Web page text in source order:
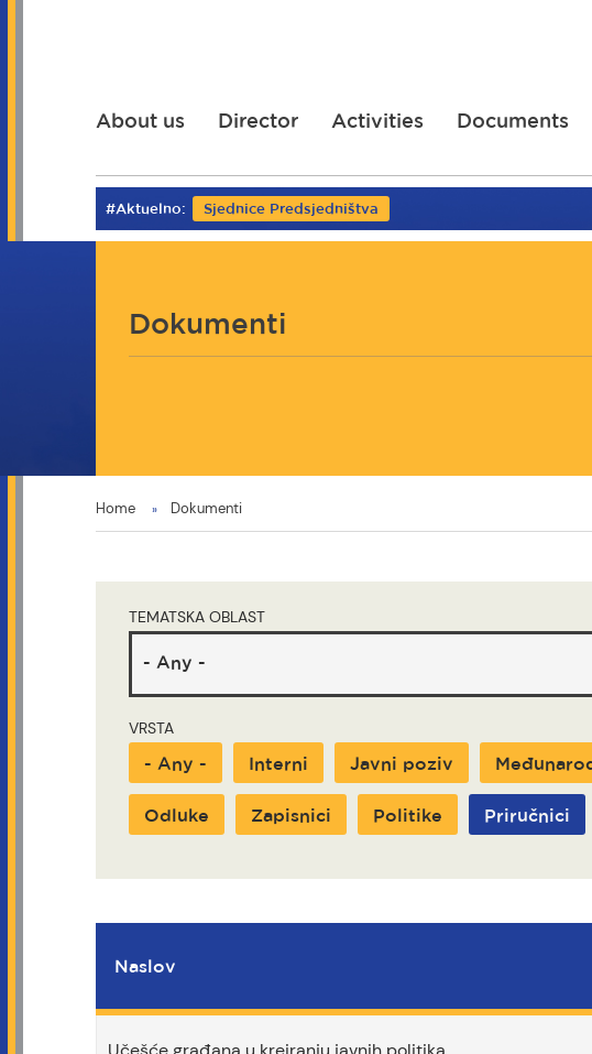
About us Director Activities Documents
#Aktuelno: Sjednice Predsjedništva
Dokumenti
You
here
Home Dokumenti
TEMATSKA OBLAST
VRSTA
- Any - Interni Javni poziv
Odluke Zapisnici Politike Priručnici
Naslov